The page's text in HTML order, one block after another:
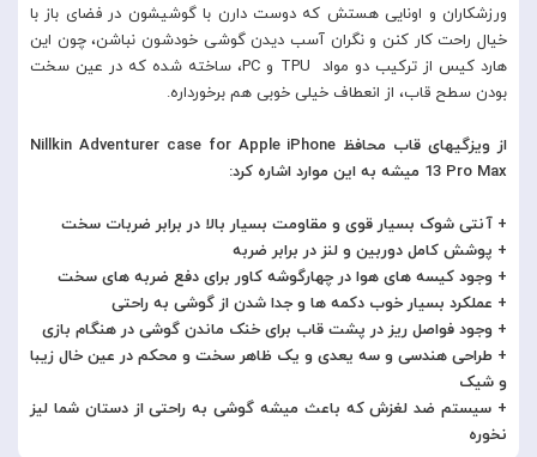
ورزشکاران و اونایی هستش که دوست دارن با گوشیشون در فضای باز با
خیال راحت کار کنن و نگران آسب دیدن گوشی خودشون نباشن، چون این
هارد کیس از ترکیب دو مواد TPU و PC، ساخته شده که در عین سخت
بودن سطح قاب، از انعطاف خیلی خوبی هم برخورداره.
از ویزگیهای قاب محافظ Nillkin Adventurer case for Apple iPhone
13 Pro Max میشه به این موارد اشاره کرد:
+ آنتی شوک بسیار قوی و مقاومت بسیار بالا در برابر ضربات سخت
+ پوشش کامل دوربین و لنز در برابر ضربه
+ وجود کیسه های هوا در چهارگوشه کاور برای دفع ضربه های سخت
+ عملکرد بسیار خوب دکمه ها و جدا شدن از گوشی به راحتی
+ وجود فواصل ریز در پشت قاب برای خنک ماندن گوشی در هنگام بازی
+ طراحی هندسی و سه یعدی و یک ظاهر سخت و محکم در عین خال زیبا
و شیک
+ سیستم ضد لغزش که باعث میشه گوشی به راحتی از دستان شما لیز
نخوره